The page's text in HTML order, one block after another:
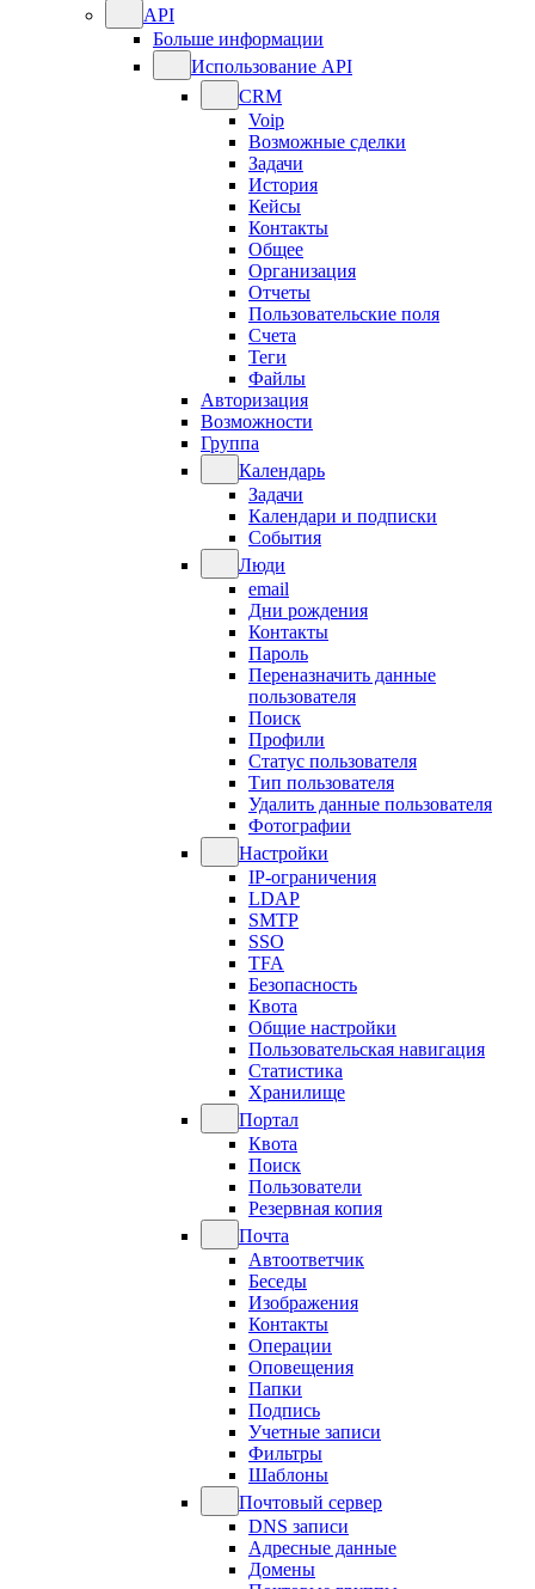
API
Больше информации
Использование API
CRM
Voip
Возможные сделки
Задачи
История
Кейсы
Контакты
Общее
Организация
Отчеты
Пользовательские поля
Счета
Теги
Файлы
Авторизация
Возможности
Группа
Календарь
Задачи
Календари и подписки
События
Люди
email
Дни рождения
Контакты
Пароль
Переназначить данные
пользователя
Поиск
Профили
Статус пользователя
Тип пользователя
Удалить данные пользователя
Фотографии
Настройки
IP-ограничения
LDAP
SMTP
SSO
TFA
Безопасность
Квота
Общие настройки
Пользовательская навигация
Статистика
Хранилище
Портал
Квота
Поиск
Пользователи
Резервная копия
Почта
Автоответчик
Беседы
Изображения
Контакты
Операции
Оповещения
Папки
Подпись
Учетные записи
Фильтры
Шаблоны
Почтовый сервер
DNS записи
Адресные данные
Домены